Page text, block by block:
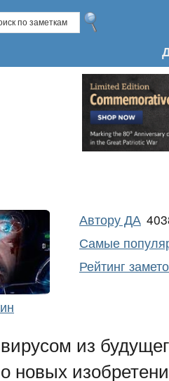
Автору ДА
Самые
Рейтинг
из
новых